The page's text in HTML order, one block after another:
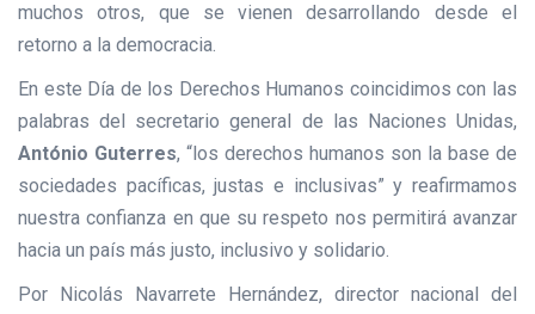
muchos otros, que se vienen desarrollando desde el
retorno a la democracia.
En este Día de los Derechos Humanos coincidimos con las
palabras del secretario general de las Naciones Unidas,
António Guterres, “los derechos humanos son la base de
sociedades pacíficas, justas e inclusivas” y reafirmamos
nuestra confianza en que su respeto nos permitirá avanzar
hacia un país más justo, inclusivo y solidario.
Por Nicolás Navarrete Hernández, director nacional del